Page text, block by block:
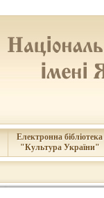
Електронна бібліотека
"Культура України"